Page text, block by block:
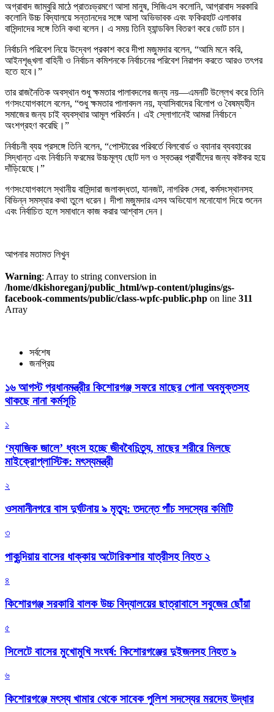
অগ্রাবাদ জাম্বুরি মাঠে প্রাতঃভ্রমণে আসা মানুষ, সিজিএস কলোনি, আগ্রাবাদ সরকারি
কলোনি উচ্চ বিদ্যালয়ে সন্তানদের সঙ্গে আসা অভিভাবক এবং ফকিরহাট এলাকার
বাসিন্দাদের সঙ্গে তিনি কথা বলেন। এ সময় তিনি হ্যান্ডবিল বিতরণ করে ভোট চান।
নির্বাচনি পরিবেশ নিয়ে উদ্বেগ প্রকাশ করে দীপা মজুমদার বলেন, “আমি মনে করি,
আইনশৃঙ্খলা বাহিনী ও নির্বাচন কমিশনকে নির্বাচনের পরিবেশ নিরাপদ করতে আরও তৎপর
হতে হবে।”
তার রাজনৈতিক অবস্থান শুধু ক্ষমতার পালাবদলের জন্য নয়—এমনটি উল্লেখ করে তিনি
গণসংযোগকালে বলেন, “শুধু ক্ষমতার পালাবদল নয়, ফ্যাসিবাদের বিলোপ ও বৈষম্যহীন
সমাজের জন্য চাই ব্যবস্থার আমূল পরিবর্তন। এই স্লোগানেই আমরা নির্বাচনে
অংশগ্রহণ করেছি।”
নির্বাচনী ব্যয় প্রসঙ্গে তিনি বলেন, “পোস্টারের পরিবর্তে বিলবোর্ড ও ব্যানার ব্যবহারের
সিদ্ধান্ত এবং নির্বাচনি ফরমের উচ্চমূল্য ছোট দল ও স্বতন্ত্র প্রার্থীদের জন্য কষ্টকর হয়ে
দাঁড়িয়েছে।”
গণসংযোগকালে স্থানীয় বাসিন্দারা জলাবদ্ধতা, যানজট, নাগরিক সেবা, কর্মসংস্থানসহ
বিভিন্ন সমস্যার কথা তুলে ধরেন। দীপা মজুমদার এসব অভিযোগ মনোযোগ দিয়ে শুনেন
এবং নির্বাচিত হলে সমাধানে কাজ করার আশ্বাস দেন।
আপনার মতামত লিখুন
Warning: Array to string conversion in
/home/dkishoreganj/public_html/wp-content/plugins/gs-
facebook-comments/public/class-wpfc-public.php on line 311
Array
সর্বশেষ
জনপ্রিয়
১৬ আগস্ট প্রধানমন্ত্রীর কিশোরগঞ্জ সফরে মাছের পোনা অবমুক্তসহ
থাকছে নানা কর্মসূচি
১
‘ম্যাজিক জালে’ ধ্বংস হচ্ছে জীববৈচিত্র্য, মাছের শরীরে মিলছে
মাইক্রোপ্লাস্টিক: মৎস্যমন্ত্রী
২
ওসমানীনগরে বাস দুর্ঘটনায় ৯ মৃত্যু: তদন্তে পাঁচ সদস্যের কমিটি
৩
পাকুন্দিয়ায় বাসের ধাক্কায় অটোরিকশার যাত্রীসহ নিহত ২
৪
কিশোরগঞ্জ সরকারি বালক উচ্চ বিদ্যালয়ের ছাত্রাবাসে সবুজের ছোঁয়া
৫
সিলেটে বাসের মুখোমুখি সংঘর্ষ: কিশোরগঞ্জের দুইজনসহ নিহত ৯
৬
কিশোরগঞ্জে মৎস্য খামার থেকে সাবেক পুলিশ সদস্যের মরদেহ উদ্ধার